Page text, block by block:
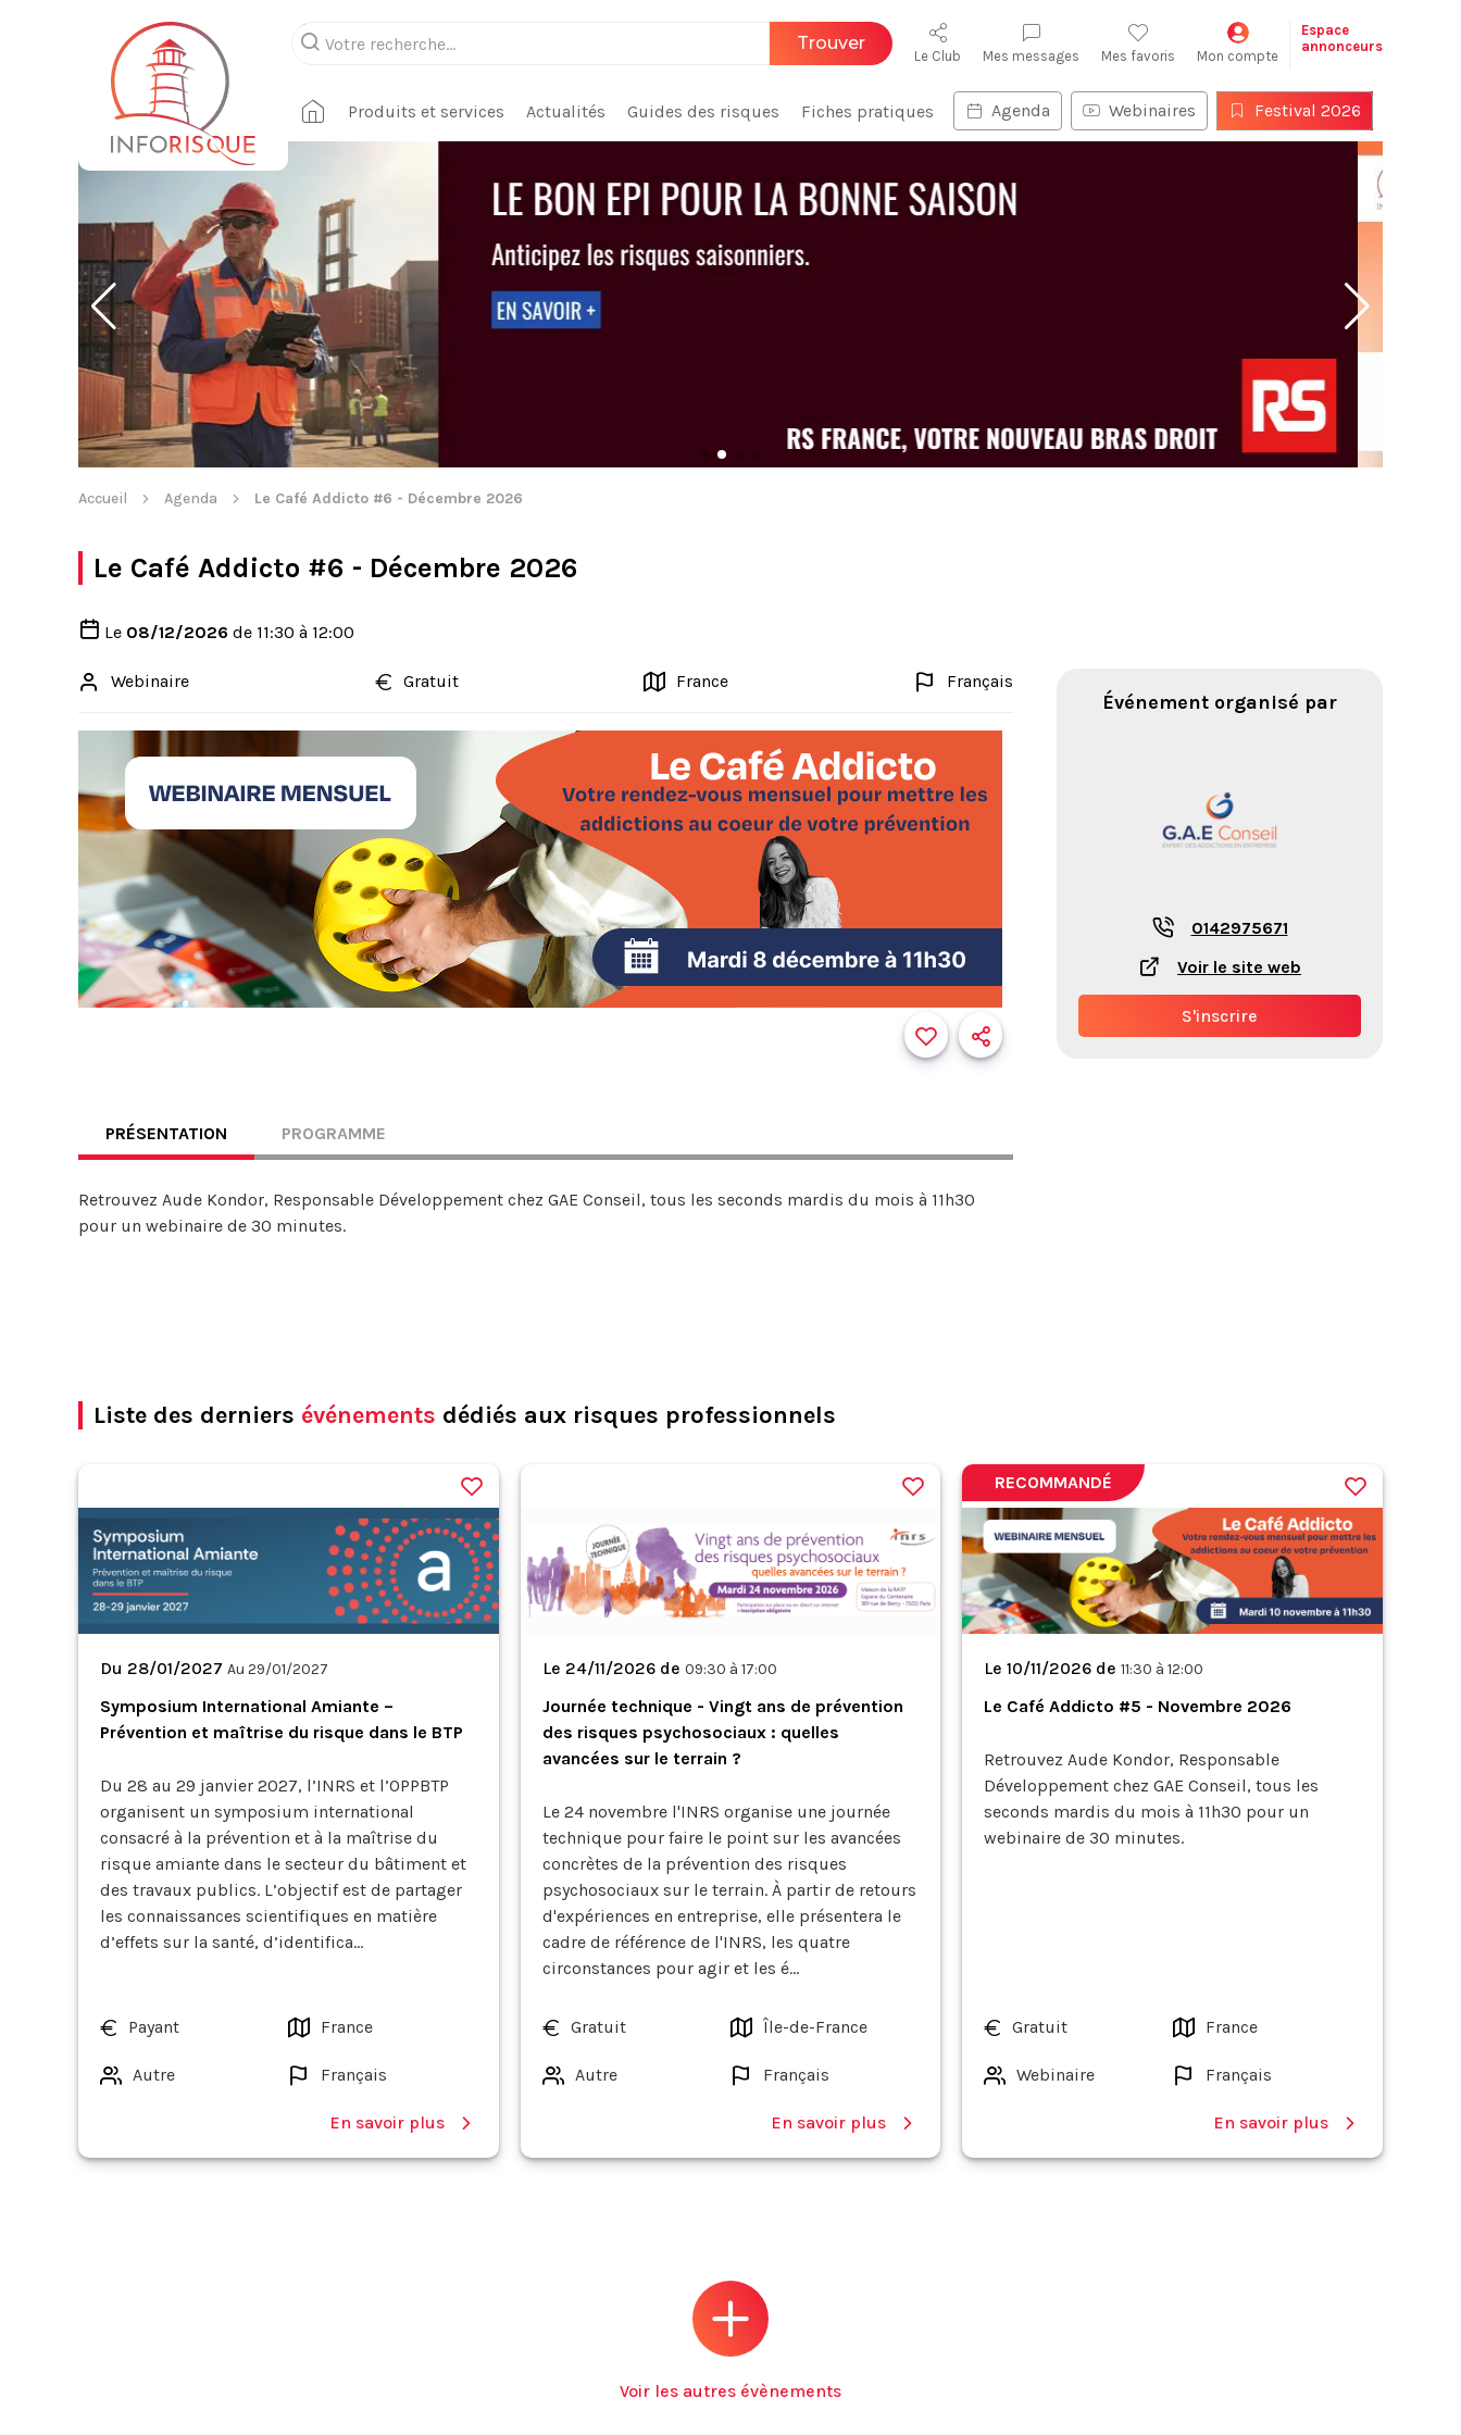
Trouver
Le Club Mes messages Mes favoris Mon compte
Espace
annonceurs
Produits et services Actualités Guides des risques Fiches pratiques Agenda Webinaires Festival 2026
Accueil Agenda Le Café Addicto #6 - Décembre 2026
Le Café Addicto #6 - Décembre 2026
Le 08/12/2026 de 11:30 à 12:00
Webinaire Gratuit France Français
PRÉSENTATION PROGRAMME
Retrouvez Aude Kondor, Responsable Développement chez GAE Conseil, tous les seconds mardis du mois à 11h30
pour un webinaire de 30 minutes.
Événement organisé par
0142975671
Voir le site web
S'inscrire
Liste des derniers événements dédiés aux risques professionnels
Du 28/01/2027 Au 29/01/2027
Symposium International Amiante –
Prévention et maîtrise du risque dans le BTP
Du 28 au 29 janvier 2027, l’INRS et l’OPPBTP
organisent un symposium international
consacré à la prévention et à la maîtrise du
risque amiante dans le secteur du bâtiment et
des travaux publics. L’objectif est de partager
les connaissances scientifiques en matière
d’effets sur la santé, d’identifica...
Payant France
Autre Français
En savoir plus
Le 24/11/2026 de 09:30 à 17:00
Journée technique - Vingt ans de prévention
des risques psychosociaux : quelles
avancées sur le terrain ?
Le 24 novembre l'INRS organise une journée
technique pour faire le point sur les avancées
concrètes de la prévention des risques
psychosociaux sur le terrain. À partir de retours
d'expériences en entreprise, elle présentera le
cadre de référence de l'INRS, les quatre
circonstances pour agir et les é...
Gratuit Île-de-France
Autre Français
En savoir plus
RECOMMANDÉ
Le 10/11/2026 de11:30 à 12:00
Le Café Addicto #5 - Novembre 2026
Retrouvez Aude Kondor, Responsable
Développement chez GAE Conseil, tous les
seconds mardis du mois à 11h30 pour un
webinaire de 30 minutes.
Gratuit France
Webinaire Français
En savoir plus
Voir les autres évènements